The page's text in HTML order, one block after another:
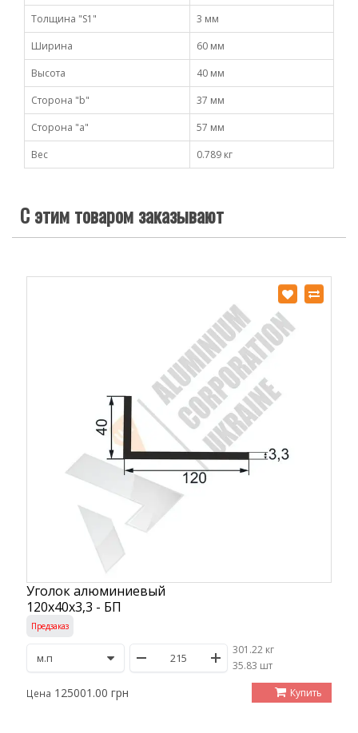
Толщина "S1"
3 мм
Ширина
60 мм
Высота
40 мм
Сторона "b"
37 мм
Сторона "а"
57 мм
Вес
0.789 кг
С этим товаром заказывают
Уголок алюминиевый
120х40х3,3 - БП
Предзаказ
301.22 кг
/35.83 шт
Цена 125001.00 грн Купить